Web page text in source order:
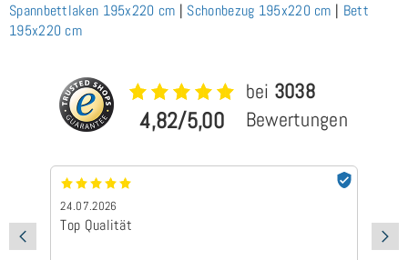
Spannbettlaken 195x220 cm | Schonbezug 195x220 cm | Bett
195x220 cm
4,82/5,00
bei 3038
Bewertungen
24.07.2026
Top Qualität